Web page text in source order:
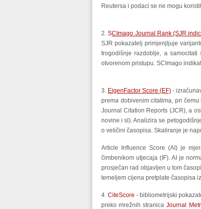
Reutersa i podaci se ne mogu
2.SCImago Journal Rank (SJR
SJR pokazatelj primjenjljuje
trogodišnje razdoblje, a
otvorenom pristupu. SCImago
3. EigenFactor Score (EF) -
prema dobivenim citatima, pri
Journal Citation Reports (JCR), a
novine i sl). Analizira se
o veličini časopisa. Skaliranje je
Article Influence Score (AI) je
čimbenikom utjecaja (IF). AI je
prosječan rad objavljen u tom
temeljem cijena pretplate časopisa
4.CiteScore - bibliometrijski
preko mrežnih stranicaJournal